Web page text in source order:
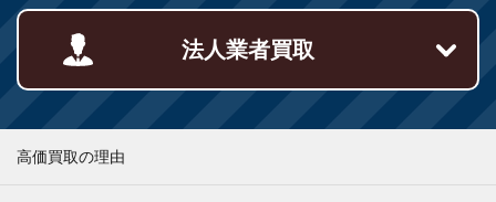
法人業者買取
高価買取の理由